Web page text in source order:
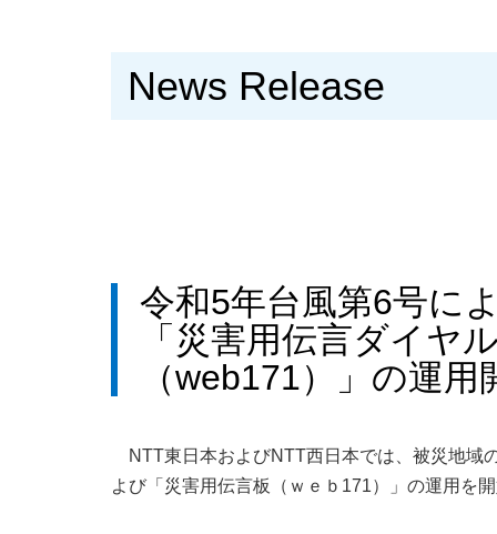
News Release
令和5年台風第6号に
「災害用伝言ダイヤ
（web171）」の運
NTT東日本およびNTT西日本では、被災地域
よび「災害用伝言板（ｗｅｂ171）」の運用を